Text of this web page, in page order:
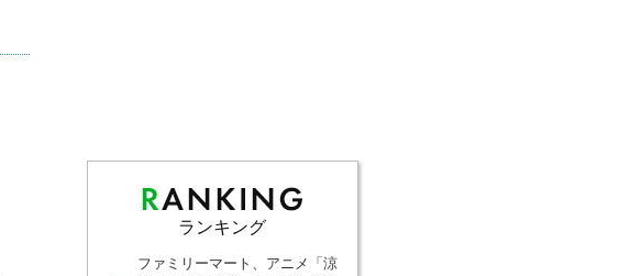
ランキング
ファミリーマート、アニメ「涼